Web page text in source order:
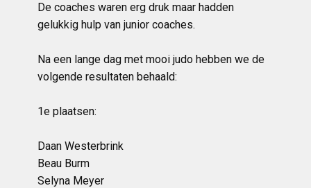
De coaches waren erg druk maar hadden
gelukkig hulp van junior coaches.
Na een lange dag met mooi judo hebben we de
volgende resultaten behaald:
1e plaatsen:
Daan Westerbrink
Beau Burm
Selyna Meyer